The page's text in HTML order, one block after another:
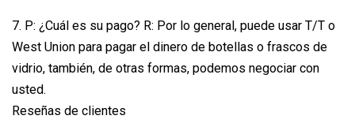
7. P: ¿Cuál es su pago? R: Por lo general, puede usar T/T o
West Union para pagar el dinero de botellas o frascos de
vidrio, también, de otras formas, podemos negociar con
usted.
Reseñas de clientes